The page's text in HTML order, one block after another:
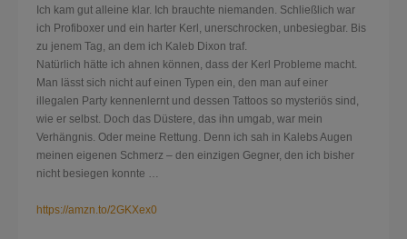
Ich kam gut alleine klar. Ich brauchte niemanden. Schließlich war
ich Profiboxer und ein harter Kerl, unerschrocken, unbesiegbar. Bis
zu jenem Tag, an dem ich Kaleb Dixon traf.
Natürlich hätte ich ahnen können, dass der Kerl Probleme macht.
Man lässt sich nicht auf einen Typen ein, den man auf einer
illegalen Party kennenlernt und dessen Tattoos so mysteriös sind,
wie er selbst. Doch das Düstere, das ihn umgab, war mein
Verhängnis. Oder meine Rettung. Denn ich sah in Kalebs Augen
meinen eigenen Schmerz – den einzigen Gegner, den ich bisher
nicht besiegen konnte …
https://amzn.to/2GKXex0